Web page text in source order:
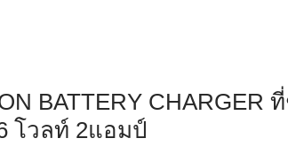
BATTERY CHARGER
โวลท์ 2แอมป์